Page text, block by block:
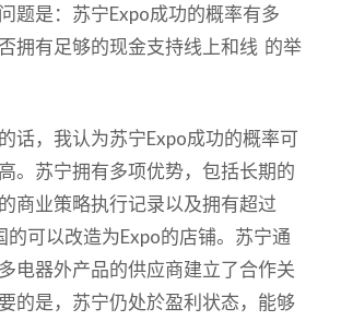
题是：苏宁Expo成功的概率有多
拥有足够的现金支持线上和线 的举
话，我认为苏宁Expo成功的概率可
。苏宁拥有多项优势，包括长期的
商业策略执行记录以及拥有超过
的可以改造为Expo的店铺。苏宁通
电器外产品的供应商建立了合作关
的是，苏宁仍处於盈利状态，能够